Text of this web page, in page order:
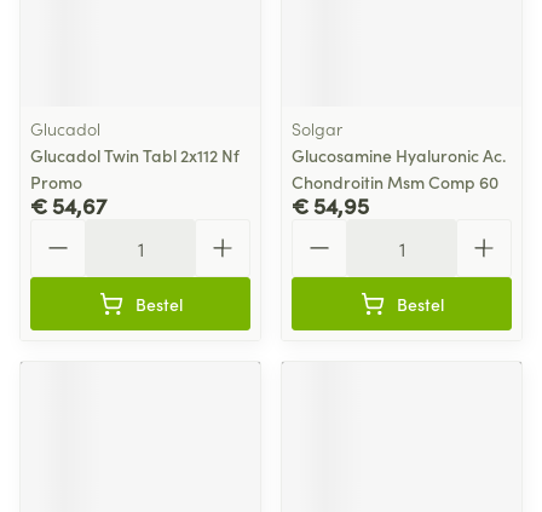
Glucadol
Glucadol Twin Tabl 2x112 Nf
Promo
€ 54,67
Bestel
Solgar
Glucosamine Hyaluronic Ac.
Chondroitin Msm Comp 60
€ 54,95
Bestel